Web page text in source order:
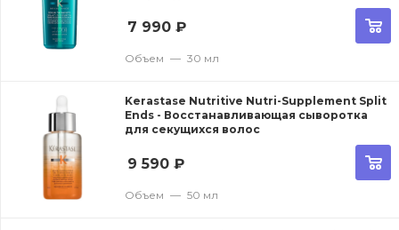
7 990 ₽
Объем — 30 мл
Kerastase Nutritive Nutri-Supplement Split
Ends - Восстанавливающая сыворотка
для секущихся волос
9 590 ₽
Объем — 50 мл